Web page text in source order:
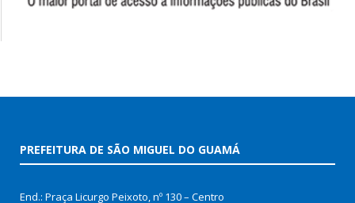
PREFEITURA DE SÃO MIGUEL DO GUAMÁ
End.: Praça Licurgo Peixoto, nº 130 – Centro